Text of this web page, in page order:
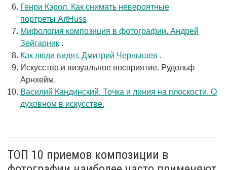
Генри Кэрол. Как снимать невероятные
портреты ArtHuss
Мифология композиция в фотографии. Андрей
Зейгарник .
Как люди видят. Дмитрий Чернышев .
Искусство и визуальное восприятие. Рудольф
Арнхейм.
Василий Кандинский. Точка и линия на плоскости. О
духовном в искусстве.
ТОП 10 приемов композиции в